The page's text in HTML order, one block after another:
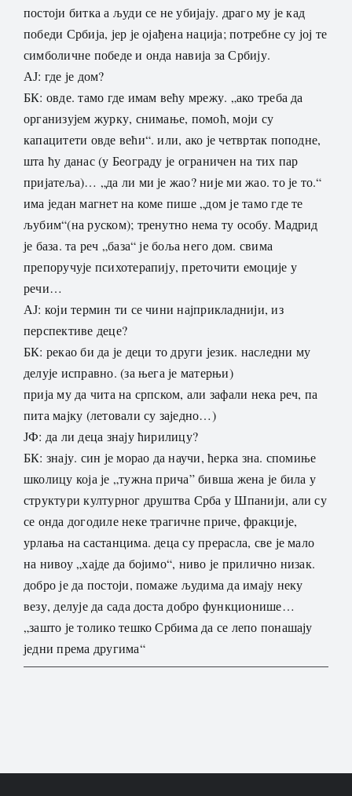
постоји битка а људи се не убијају. драго му је кад
победи Србија, јер је ојађена нација; потребне су јој те
симболичне победе и онда навија за Србију.
АЈ: где је дом?
БК: овде. тамо где имам већу мрежу. „ако треба да
организујем журку, снимање, помоћ, моји су
капацитети овде већи“. или, ако је четвртак поподне,
шта ћу данас (у Београду је ограничен на тих пар
пријатеља)… „да ли ми је жао? није ми жао. то је то.“
има један магнет на коме пише „дом је тамо где те
љубим“(на руском); тренутно нема ту особу. Мадрид
је база. та реч „база“ је боља него дом. свима
препоручује психотерапију, преточити емоције у
речи…
АЈ: који термин ти се чини најприкладнији, из
перспективе деце?
БК: рекао би да је деци то други језик. наследни му
делује исправно. (за њега је матерњи)
прија му да чита на српском, али зафали нека реч, па
пита мајку (летовали су заједно…)
ЈФ: да ли деца знају ћирилицу?
БК: знају. син је морао да научи, ћерка зна. спомиње
школицу која је „тужна прича” бивша жена је била у
структури културног друштва Срба у Шпанији, али су
се онда догодиле неке трагичне приче, фракције,
урлања на састанцима. деца су прерасла, све је мало
на нивоу „хајде да бојимо“, ниво је прилично низак.
добро је да постоји, помаже људима да имају неку
везу, делује да сада доста добро функционише…
„зашто је толико тешко Србима да се лепо понашају
једни према другима“